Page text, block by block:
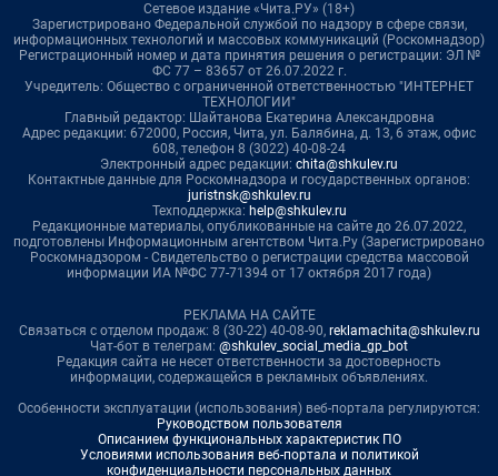
Сетевое издание «Чита.РУ» (18+)
Зарегистрировано Федеральной службой по надзору в сфере связи,
информационных технологий и массовых коммуникаций (Роскомнадзор)
Регистрационный номер и дата принятия решения о регистрации: ЭЛ №
ФС 77 – 83657 от 26.07.2022 г.
Учредитель: Общество с ограниченной ответственностью "ИНТЕРНЕТ
ТЕХНОЛОГИИ"
Главный редактор: Шайтанова Екатерина Александровна
Адрес редакции: 672000, Россия, Чита, ул. Балябина, д. 13, 6 этаж, офис
608, телефон 8 (3022) 40-08-24
Электронный адрес редакции: chita@shkulev.ru
Контактные данные для Роскомнадзора и государственных органов:
juristnsk@shkulev.ru
Техподдержка: help@shkulev.ru
Редакционные материалы, опубликованные на сайте до 26.07.2022,
подготовлены Информационным агентством Чита.Ру (Зарегистрировано
Роскомнадзором - Свидетельство о регистрации средства массовой
информации ИА №ФС 77-71394 от 17 октября 2017 года)
РЕКЛАМА НА САЙТЕ
Связаться с отделом продаж: 8 (30-22) 40-08-90, reklamachita@shkulev.ru
Чат-бот в телеграм: @shkulev_social_media_gp_bot
Редакция сайта не несет ответственности за достоверность
информации, содержащейся в рекламных объявлениях.
Особенности эксплуатации (использования) веб-портала регулируются:
Руководством пользователя
Описанием функциональных характеристик ПО
Условиями использования веб-портала и политикой
конфиденциальности персональных данных